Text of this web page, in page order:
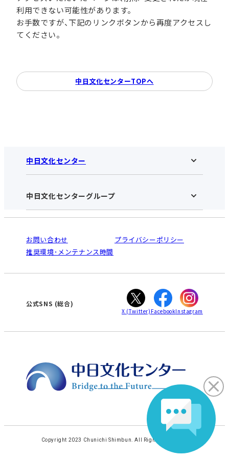
利用できない可能性があります。
お手数ですが、下記のリンクボタンから再度アクセスし
てください。
中日文化センターTOPへ
中日文化センター
中日文化センターHOME
アクセス･営業時間
法人割引について
ご利用ガイド
オンライン講座受講の手順
中日文化センターグループ
南大高
犬山
高蔵寺
大垣
津
お問い合わせ
プライバシーポリシー
推奨環境･メンテナンス時間
公式SNS (総合)
X (Twitter) FacebookInstagram
Copyright 2023 Chunichi Shimbun. All Rights Reserved.